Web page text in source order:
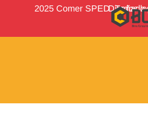
b
o
o
k
a
g
r
a
2025 Comer SPED. Todos
Diseñado